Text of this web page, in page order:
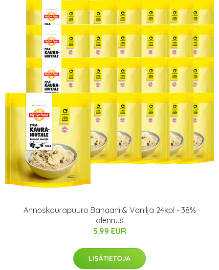
Annoskaurapuuro Banaani & Vanilja 24kpl - 38%
alennus
5.99 EUR
LISÄTIETOJA